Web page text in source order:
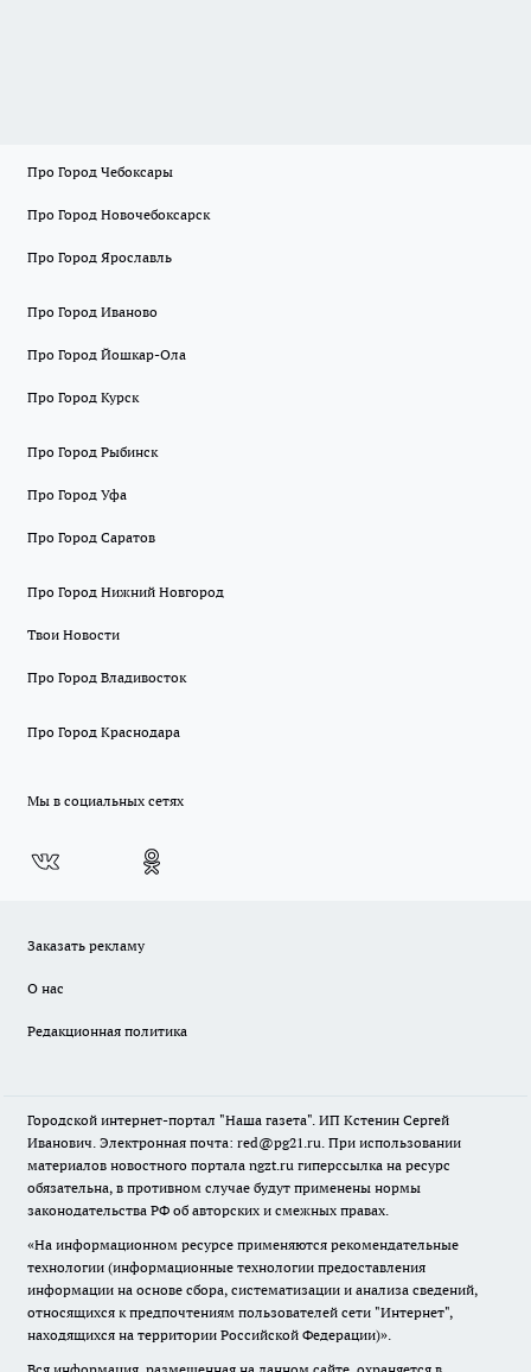
Про Город Чебоксары
Про Город Новочебоксарск
Про Город Ярославль
Про Город Иваново
Про Город Йошкар-Ола
Про Город Курск
Про Город Рыбинск
Про Город Уфа
Про Город Саратов
Про Город Нижний Новгород
Твои Новости
Про Город Владивосток
Про Город Краснодара
Мы в социальных сетях
Заказать рекламу
О нас
Редакционная политика
Городской интернет-портал "Наша газета". ИП Кстенин Сергей
Иванович. Электронная почта: red@pg21.ru. При использовании
материалов новостного портала ngzt.ru гиперссылка на ресурс
обязательна, в противном случае будут применены нормы
законодательства РФ об авторских и смежных правах.
«На информационном ресурсе применяются рекомендательные
технологии (информационные технологии предоставления
информации на основе сбора, систематизации и анализа сведений,
относящихся к предпочтениям пользователей сети "Интернет",
находящихся на территории Российской Федерации)».